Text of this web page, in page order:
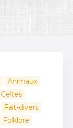
Animaux
Celtes
Fait-divers
Folklore